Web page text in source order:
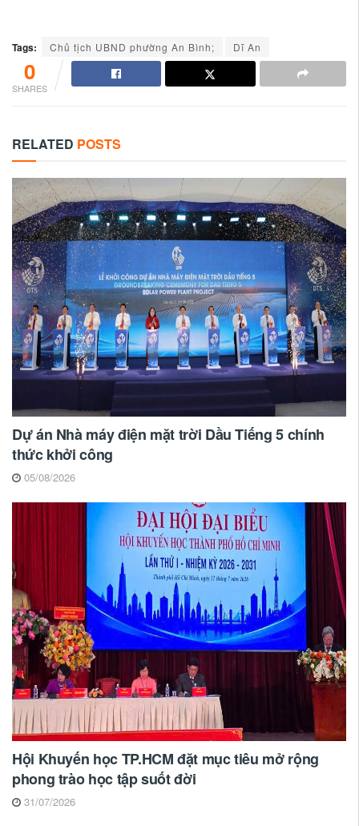
Tags: Chủ tịch UBND phường An Bình; Dĩ An
0
SHARES
RELATED POSTS
Dự án Nhà máy điện mặt trời Dầu Tiếng 5 chính
thức khởi công
05/08/2026
Hội Khuyến học TP.HCM đặt mục tiêu mở rộng
phong trào học tập suốt đời
31/07/2026